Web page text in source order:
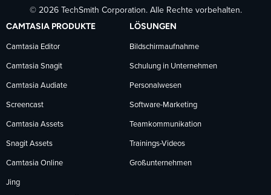
auf
Facebook
folgen
auf
LinkedIn
folgen
auf
YouTube
folgen
© 2026 TechSmith Corporation. Alle Rechte vorbehalten.
CAMTASIA PRODUKTE
Camtasia Editor
Camtasia Snagit
Camtasia Audiate
Screencast
Camtasia Assets
Snagit Assets
Camtasia Online
Jing
LÖSUNGEN
Bildschirmaufnahme
Schulung in Unternehmen
Personalwesen
Software-Marketing
Teamkommunikation
Trainings-Videos
Großunternehmen